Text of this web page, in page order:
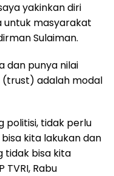
yakinkan diri
untuk masyarakat
Sulaiman.
dan punya nilai
adalah modal
politisi, tidak perlu
kita lakukan dan
tidak bisa kita
TVRI, Rabu